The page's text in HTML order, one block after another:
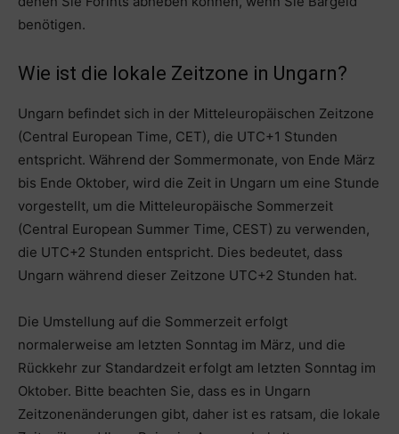
benötigen.
Wie ist die lokale Zeitzone in Ungarn?
Ungarn befindet sich in der Mitteleuropäischen Zeitzone
(Central European Time, CET), die UTC+1 Stunden
entspricht. Während der Sommermonate, von Ende März
bis Ende Oktober, wird die Zeit in Ungarn um eine Stunde
vorgestellt, um die Mitteleuropäische Sommerzeit
(Central European Summer Time, CEST) zu verwenden,
die UTC+2 Stunden entspricht. Dies bedeutet, dass
Ungarn während dieser Zeitzone UTC+2 Stunden hat.
Die Umstellung auf die Sommerzeit erfolgt
normalerweise am letzten Sonntag im März, und die
Rückkehr zur Standardzeit erfolgt am letzten Sonntag im
Oktober. Bitte beachten Sie, dass es in Ungarn
Zeitzonenänderungen gibt, daher ist es ratsam, die lokale